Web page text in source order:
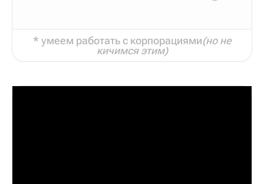
* умеем работать с корпорациями(но не
кичимся этим)